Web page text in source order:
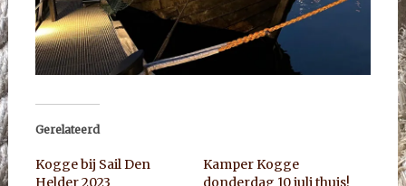
Gerelateerd
Kogge bij Sail Den
Kamper Kogge